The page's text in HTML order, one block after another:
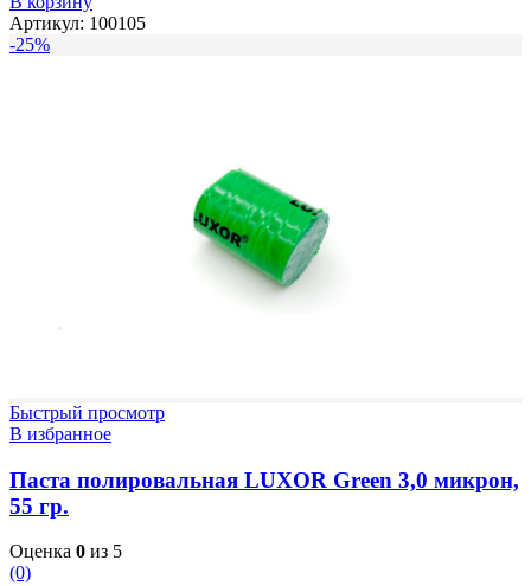
Артикул: 100105
-25%
Быстрый просмотр
В избранное
Паста полировальная LUXOR Green 3,0 микрон,
55 гр.
Оценка 0 из 5
(0)